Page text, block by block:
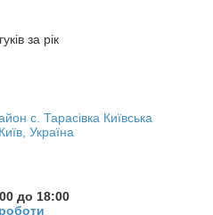
за рік
с. Тарасівка Київська
Україна
до 18:00